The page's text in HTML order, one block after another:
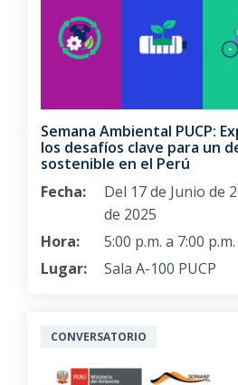
Semana Ambiental PUCP:
los desafíos clave para un
sostenible en el Perú
Fecha:
Del 17 de Junio de
de 2025
Hora:
5:00 p.m. a 7:00 p.m.
Lugar:
Sala A-100 PUCP
CONVERSATORIO